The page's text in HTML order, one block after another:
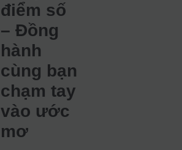
điểm số
– Đồng
hành
cùng bạn
chạm tay
vào ước
mơ